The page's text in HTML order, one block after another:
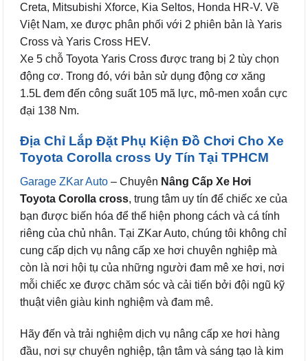
Creta, Mitsubishi Xforce, Kia Seltos, Honda HR-V. Về
Việt Nam, xe được phân phối với 2 phiên bản là Yaris
Cross và Yaris Cross HEV.
Xe 5 chỗ Toyota Yaris Cross được trang bị 2 tùy chọn
động cơ. Trong đó, với bản sử dụng động cơ xăng
1.5L đem đến công suất 105 mã lực, mô-men xoắn cực
đại 138 Nm.
Địa Chỉ Lắp Đặt Phụ Kiện Đồ Chơi Cho Xe
Toyota Corolla cross Uy Tín Tại TPHCM
Garage ZKar Auto – Chuyên Nâng Cấp Xe Hơi
Toyota Corolla cross, trung tâm uy tín để chiếc xe của
bạn được biến hóa để thể hiện phong cách và cá tính
riêng của chủ nhân. Tại ZKar Auto, chúng tôi không chỉ
cung cấp dịch vụ nâng cấp xe hơi chuyên nghiệp mà
còn là nơi hội tụ của những người đam mê xe hơi, nơi
mỗi chiếc xe được chăm sóc và cải tiến bởi đội ngũ kỹ
thuật viên giàu kinh nghiệm và đam mê.
Hãy đến và trải nghiệm dịch vụ nâng cấp xe hơi hàng
đầu, nơi sự chuyên nghiệp, tận tâm và sáng tạo là kim